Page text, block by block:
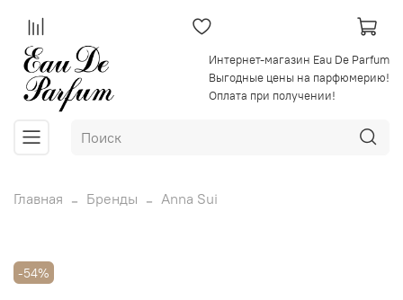
Интернет-магазин Eau De Parfum
Выгодные цены на парфюмерию!
Оплата при получении!
Главная Бренды Anna Sui
-54%